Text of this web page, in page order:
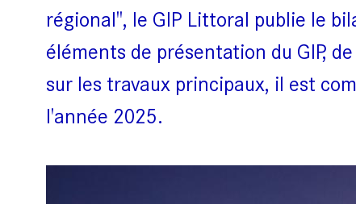
régional", le GIP Littoral publie le
éléments de présentation du GIP,
sur les travaux principaux, il est
l'année 2025.